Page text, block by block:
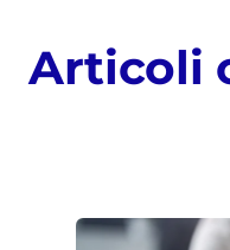
Articoli